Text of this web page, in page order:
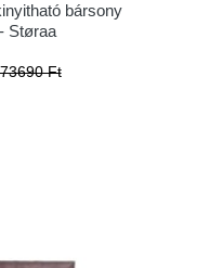
bársony
Støraa
Ft